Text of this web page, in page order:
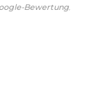
Bewertung